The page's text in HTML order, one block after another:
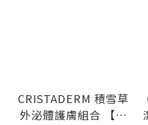
CRISTADERM 積雪草
外泌體護膚組合 【舒